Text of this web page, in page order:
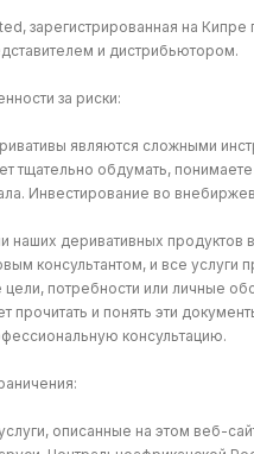
зарегистрированная на
и дистрибьютором.
за риски:
являются сложными
тщательно обдумать,
Инвестирование во
наших деривативных продуктов
консультантом, и все
потребности или личные
прочитать и понять эти
консультацию.
описанные на этом веб-